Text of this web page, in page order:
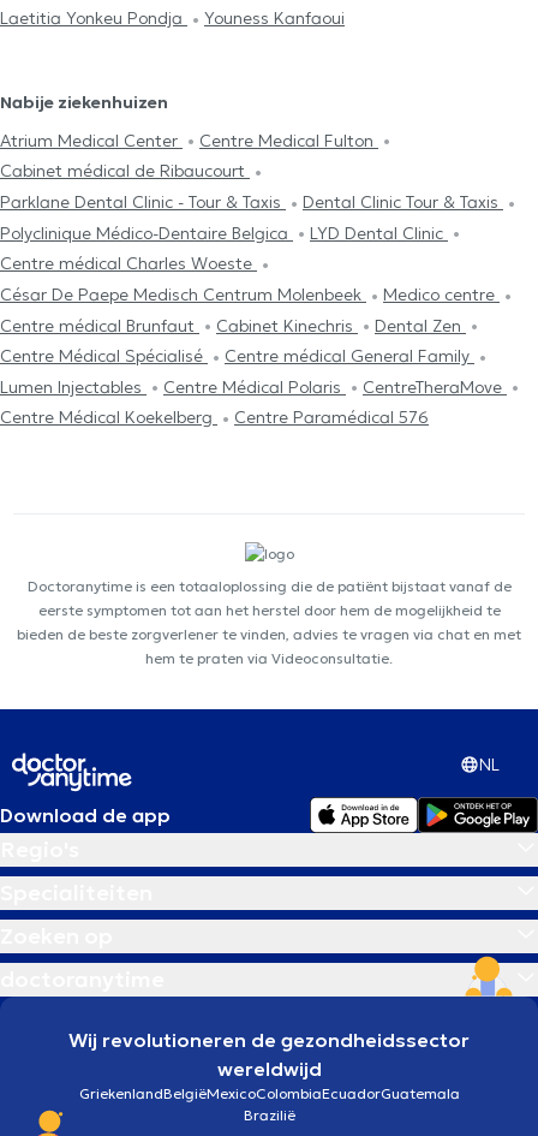
Laetitia Yonkeu Pondja
Youness Kanfaoui
Nabije ziekenhuizen
Atrium Medical Center
Centre Medical Fulton
Cabinet médical de Ribaucourt
Parklane Dental Clinic - Tour & Taxis
Dental Clinic Tour & Taxis
Polyclinique Médico-Dentaire Belgica
LYD Dental Clinic
Centre médical Charles Woeste
César De Paepe Medisch Centrum Molenbeek
Medico centre
Centre médical Brunfaut
Cabinet Kinechris
Dental Zen
Centre Médical Spécialisé
Centre médical General Family
Lumen Injectables
Centre Médical Polaris
CentreTheraMove
Centre Médical Koekelberg
Centre Paramédical 576
Doctoranytime is een totaaloplossing die de patiënt bijstaat vanaf de
eerste symptomen tot aan het herstel door hem de mogelijkheid te
bieden de beste zorgverlener te vinden, advies te vragen via chat en met
hem te praten via Videoconsultatie.
NL
Download de app
Wij revolutioneren de gezondheidssector
wereldwijd
GriekenlandBelgiëMexicoColombiaEcuadorGuatemala
Brazilië